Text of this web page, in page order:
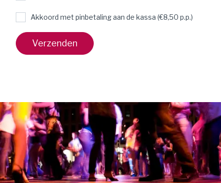
Akkoord met pinbetaling aan de kassa (€8,50 p.p.)
Verzenden